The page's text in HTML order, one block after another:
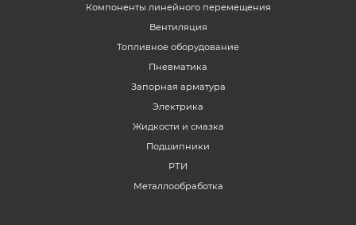
Компоненты линейного перемещения
Вентиляция
Топливное оборудование
Пневматика
Запорная арматура
Электрика
Жидкости и смазка
Подшипники
РТИ
Металлообработка